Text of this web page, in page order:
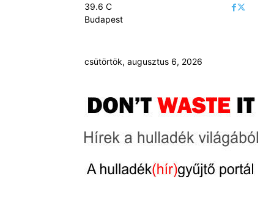
39.6 C
Budapest
csütörtök, augusztus 6, 2026